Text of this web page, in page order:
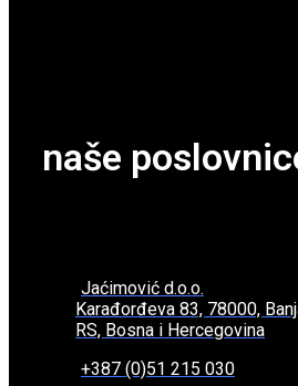
naše
Jaćimović d.o.o.
Karađorđeva 83, 78000,
RS, Bosna i Hercegovina
+387 (0)51 215 030